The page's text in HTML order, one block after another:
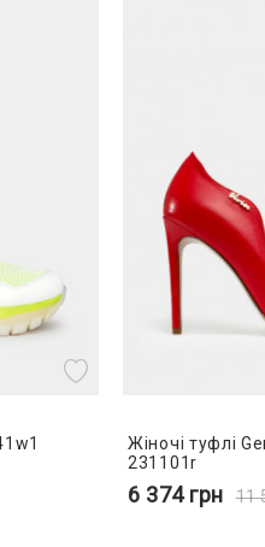
Жіночі туфлі
231101r
6 374грн 11